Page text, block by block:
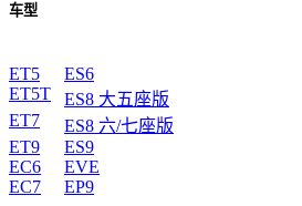
车型
ET5
ET5T
ET7
ET9
EC6
EC7
ES6
ES8 大五座版
ES8 六/七座版
ES9
EVE
EP9